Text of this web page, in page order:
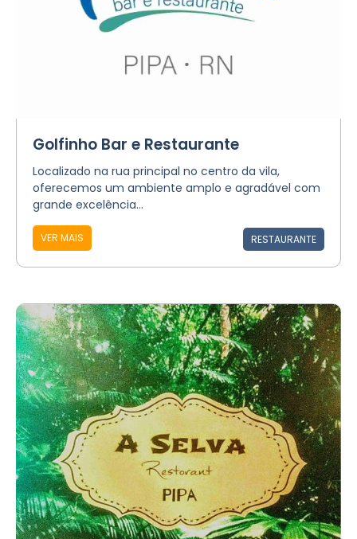
Golfinho Bar e Restaurante
Localizado na rua principal no centro da vila,
oferecemos um ambiente amplo e agradável com
grande excelência...
VER MAIS RESTAURANTE